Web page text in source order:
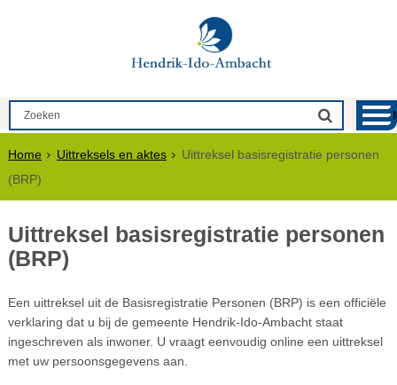
Home Uittreksels en aktes
Uittreksel basisregistratie personen
(BRP)
Uittreksel basisregistratie personen
(BRP)
Een uittreksel uit de Basisregistratie Personen (BRP) is een officiële
verklaring dat u bij de gemeente Hendrik-Ido-Ambacht staat
ingeschreven als inwoner. U vraagt eenvoudig online een uittreksel
met uw persoonsgegevens aan.